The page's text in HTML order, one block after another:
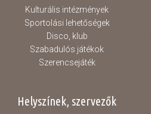
Kulturális intézmények
Sportolási lehetőségek
Disco, klub
Szabadulós játékok
Szerencsejáték
Helyszínek, szervezők